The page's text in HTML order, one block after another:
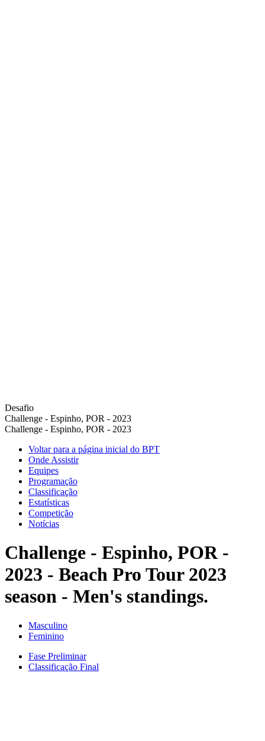
Desafio
Challenge - Espinho, POR - 2023
Challenge - Espinho, POR - 2023
Voltar para a página inicial do BPT
Onde Assistir
Equipes
Programação
Classificação
Estatísticas
Competição
Notícias
Challenge - Espinho, POR -
2023 - Beach Pro Tour 2023
season - Men's standings.
Masculino
Feminino
Fase Preliminar
Classificação Final